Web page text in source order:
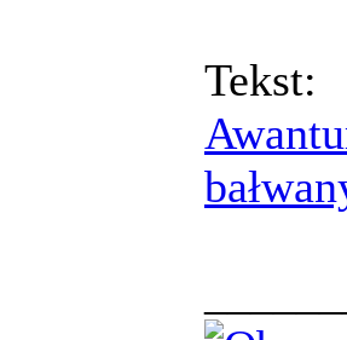
Tekst: